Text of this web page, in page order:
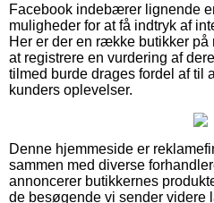
Facebook indebærer lignende
muligheder for at få indtryk af
Her er der en række butikker
at registrere en vurdering af
tilmed burde drages fordel af til
kunders oplevelser.
Denne hjemmeside er
sammen med diverse
annoncerer butikkernes
de besøgende vi sender videre